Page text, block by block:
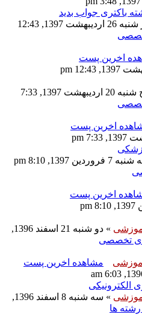
باکتری جواب بدید
» چهار شنبه 26 اردیبهشت 1397, 12:43
اخرین پست
» پنج شنبه 20 اردیبهشت 1397, 7:33
اخرین پست
» سه شنبه 7 فروردین 1397, 8:10 pm
اخرین پست
» دو شنبه 21 اسفند 1396,
تخصصی
مشاهده اخرین پست
الکترونیکی
» سه شنبه 8 اسفند 1396,
ها